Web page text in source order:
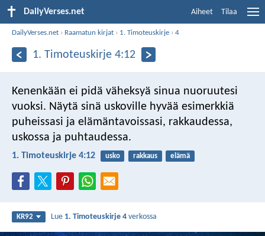
DailyVerses.net Aiheet Tilaa
DailyVerses.net › Raamatun kirjat › 1. Timoteuskirje ›4
1. Timoteuskirje 4:12
Kenenkään ei pidä väheksyä sinua nuoruutesi
vuoksi. Näytä sinä uskoville hyvää esimerkkiä
puheissasi ja elämäntavoissasi, rakkaudessa,
uskossa ja puhtaudessa.
1. Timoteuskirje 4:12 usko rakkaus elämä
KR92 Lue 1. Timoteuskirje 4 verkossa